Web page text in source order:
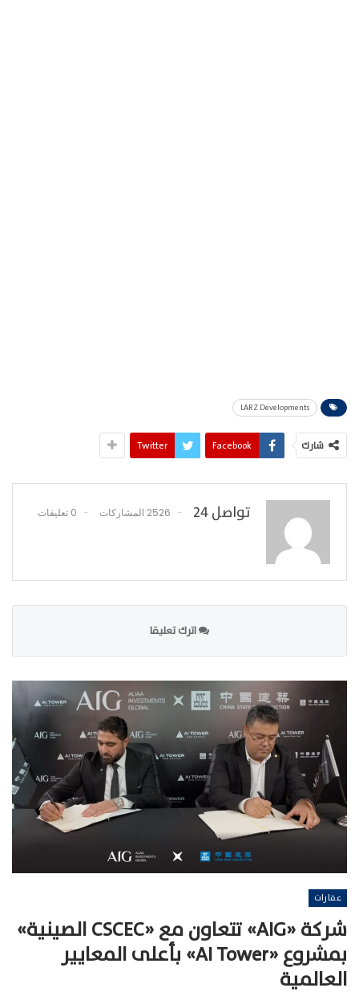
LARZ Developments
شارك Facebook
Twitter
تواصل 24 2526 المشاركات 0 تعليقات
اترك تعليقا
عقارات
شركة «AIG» تتعاون مع «CSCEC الصينية»
بمشروع «AI Tower» بأعلى المعايير
العالمية